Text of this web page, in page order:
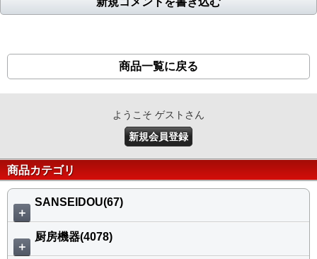
商品一覧に戻る
ようこそ ゲストさん
新規会員登録
商品カテゴリ
＋
SANSEIDOU(67)
＋
厨房機器(4078)